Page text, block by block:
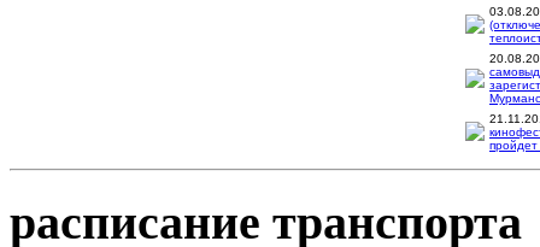
расписание транспорта